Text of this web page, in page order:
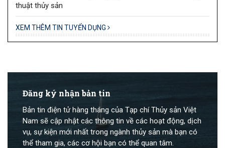
thuật thủy sản
XEM THÊM TIN TUYỂN DỤNG
Đăng ký nhận bản tin
Bản tin điện tử hàng tháng của Tạp chí Thủy sản Việt
Nam sẽ cập nhật các thông tin về các hoạt động, dịch
vụ, sự kiện mới nhất trong ngành thủy sản mà bạn có
thể tham gia, các cơ hội bạn có thể quan tâm.